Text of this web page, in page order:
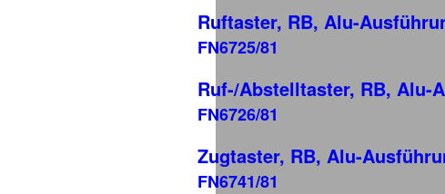
Ruftaster, RB, Alu-
FN6725/81
Ruf-/Abstelltaster, RB, Alu-
FN6726/81
Zugtaster, RB, Alu-
FN6741/81